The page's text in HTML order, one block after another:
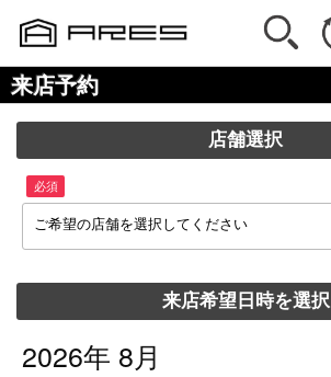
来店予約
店舗選択
必須
ご希望の店舗を選択してください
来店希望日時を選択
2026年 8月